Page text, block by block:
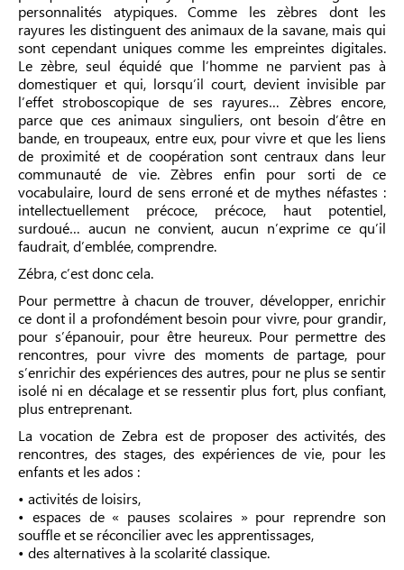
personnalités atypiques. Comme les zèbres dont les
rayures les distinguent des animaux de la savane, mais qui
sont cependant uniques comme les empreintes digitales.
Le zèbre, seul équidé que l’homme ne parvient pas à
domestiquer et qui, lorsqu’il court, devient invisible par
l’effet stroboscopique de ses rayures… Zèbres encore,
parce que ces animaux singuliers, ont besoin d’être en
bande, en troupeaux, entre eux, pour vivre et que les liens
de proximité et de coopération sont centraux dans leur
communauté de vie. Zèbres enfin pour sorti de ce
vocabulaire, lourd de sens erroné et de mythes néfastes :
intellectuellement précoce, précoce, haut potentiel,
surdoué… aucun ne convient, aucun n’exprime ce qu’il
faudrait, d’emblée, comprendre.
Zébra, c’est donc cela.
Pour permettre à chacun de trouver, développer, enrichir
ce dont il a profondément besoin pour vivre, pour grandir,
pour s’épanouir, pour être heureux. Pour permettre des
rencontres, pour vivre des moments de partage, pour
s’enrichir des expériences des autres, pour ne plus se sentir
isolé ni en décalage et se ressentir plus fort, plus confiant,
plus entreprenant.
La vocation de Zebra est de proposer des activités, des
rencontres, des stages, des expériences de vie, pour les
enfants et les ados :
• activités de loisirs,
• espaces de « pauses scolaires » pour reprendre son
souffle et se réconcilier avec les apprentissages,
• des alternatives à la scolarité classique.